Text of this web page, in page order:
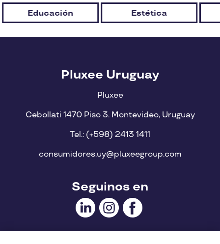
Educación Estética
Pluxee Uruguay
Pluxee
Cebollati 1470 Piso 3. Montevideo, Uruguay
Tel.: (+598) 2413 1411
consumidores.uy@pluxeegroup.com
Seguinos en